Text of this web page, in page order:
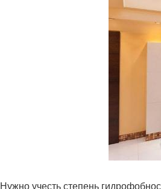
Нужно учесть степень